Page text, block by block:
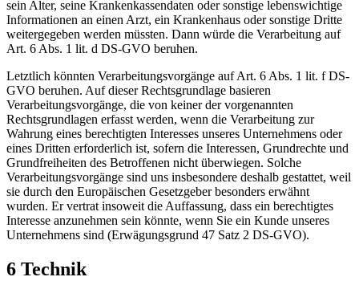
sein Alter, seine Krankenkassendaten oder sonstige lebenswichtige
Informationen an einen Arzt, ein Krankenhaus oder sonstige Dritte
weitergegeben werden müssten. Dann würde die Verarbeitung auf
Art. 6 Abs. 1 lit. d DS-GVO beruhen.
Letztlich könnten Verarbeitungsvorgänge auf Art. 6 Abs. 1 lit. f DS-
GVO beruhen. Auf dieser Rechtsgrundlage basieren
Verarbeitungsvorgänge, die von keiner der vorgenannten
Rechtsgrundlagen erfasst werden, wenn die Verarbeitung zur
Wahrung eines berechtigten Interesses unseres Unternehmens oder
eines Dritten erforderlich ist, sofern die Interessen, Grundrechte und
Grundfreiheiten des Betroffenen nicht überwiegen. Solche
Verarbeitungsvorgänge sind uns insbesondere deshalb gestattet, weil
sie durch den Europäischen Gesetzgeber besonders erwähnt
wurden. Er vertrat insoweit die Auffassung, dass ein berechtigtes
Interesse anzunehmen sein könnte, wenn Sie ein Kunde unseres
Unternehmens sind (Erwägungsgrund 47 Satz 2 DS-GVO).
6 Technik